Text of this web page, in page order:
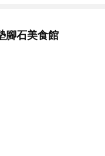
腳石美食館